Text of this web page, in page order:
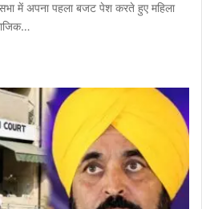
में अपना पहला बजट पेश करते हुए महिला